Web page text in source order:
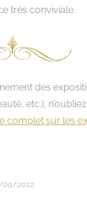
très conviviale.
des
etc.),
complet sur les
09/2022